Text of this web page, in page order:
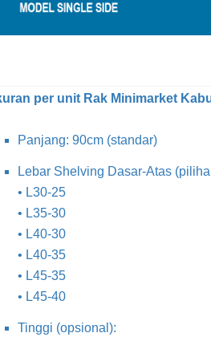
per unit Rak Minimarket
Panjang: 90cm (standar)
Lebar Shelving Dasar-Atas
• L30-25
• L35-30
• L40-30
• L40-35
• L45-35
• L45-40
Tinggi (opsional):